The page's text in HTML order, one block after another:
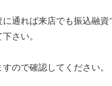
通れば来店でも振込融
さい。
ので確認してください。